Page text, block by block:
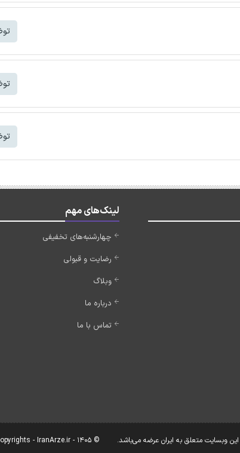
لینک‌های مهم
چهارشنبه‌های تخفیفی
رضایت و قبولی
وبلاگ
درباره ما
تماس با ما
وبسایت متعلق به ایران عرضه می‌باشد. © Copyrights - IranArze.ir - 1405